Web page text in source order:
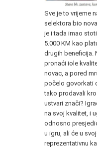
Sve je to vrijeme
selektora bio
je i tada imao
5.000 KM kao
drugih beneficija.
pronaći iole
novac, a pored
počelo govorkati
tako prodavali
ustvari znači?
na svoj kvalitet, i
odnosno
u igru, ali će u
reprezentativnu